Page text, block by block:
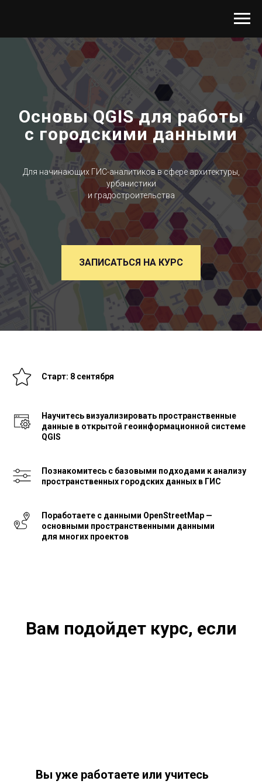
Основы QGIS для работы
с городскими данными
Для начинающих ГИС-аналитиков в сфере архитектуры,
урбанистики
и градостроительства
ЗАПИСАТЬСЯ НА КУРС
Старт: 8 сентября
Научитесь визуализировать пространственные
данные в открытой геоинформационной системе
QGIS
Познакомитесь с базовыми подходами к анализу
пространственных городских данных в ГИС
Поработаете с данными OpenStreetMap —
основными пространственными данными
для многих проектов
Вам подойдет курс, если
Вы уже работаете или учитесь